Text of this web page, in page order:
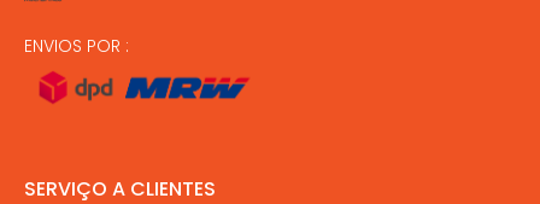
ENVIOS POR :
SERVIÇO A CLIENTES